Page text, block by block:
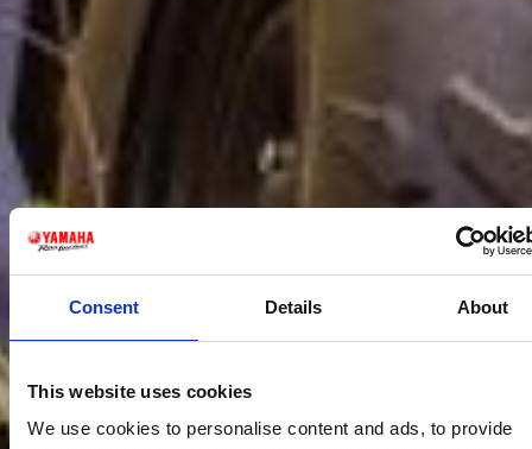
Consent Details About
This website uses cookies
We use cookies to personalise content and ads, to provide